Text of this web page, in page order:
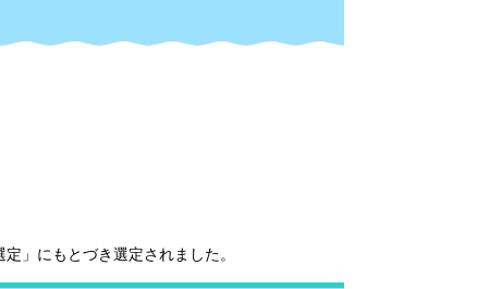
」にもとづき選定されました。